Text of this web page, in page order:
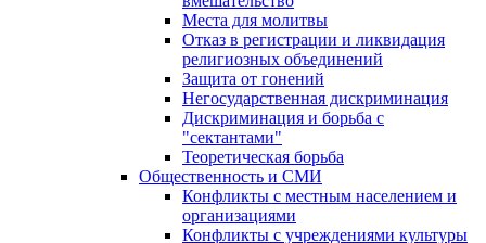
Места для молитвы
Отказ в регистрации и ликвидация
религиозных объединений
Защита от гонений
Негосударственная дискриминация
Дискриминация и борьба с
"сектантами"
Теоретическая борьба
Общественность и СМИ
Конфликты с местным населением и
организациями
Конфликты с учреждениями культуры